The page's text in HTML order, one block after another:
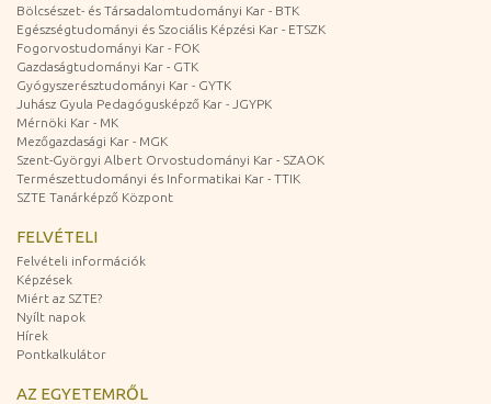
Bölcsészet- és Társadalomtudományi Kar - BTK
Egészségtudományi és Szociális Képzési Kar - ETSZK
Fogorvostudományi Kar - FOK
Gazdaságtudományi Kar - GTK
Gyógyszerésztudományi Kar - GYTK
Juhász Gyula Pedagógusképző Kar - JGYPK
Mérnöki Kar - MK
Mezőgazdasági Kar - MGK
Szent-Györgyi Albert Orvostudományi Kar - SZAOK
Természettudományi és Informatikai Kar - TTIK
SZTE Tanárképző Központ
FELVÉTELI
Felvételi információk
Képzések
Miért az SZTE?
Nyílt napok
Hírek
Pontkalkulátor
AZ EGYETEMRŐL